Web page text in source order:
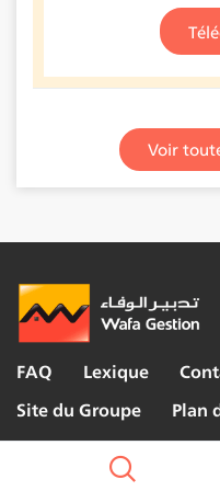
Voir
FAQ Lexique
Site du Groupe
Plan